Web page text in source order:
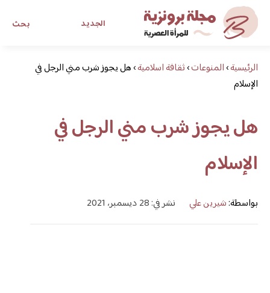
بحث الجديد
مجلة برونزية للفتاة العصريةالرئيسية›المنوعات›ثقافة اسلامية›هل يجوز شرب مني الرجل في
الإسلام
هل يجوز شرب مني الرجل في
الإسلام
بواسطة:شيرين علي نشر في: 28 ديسمبر، 2021